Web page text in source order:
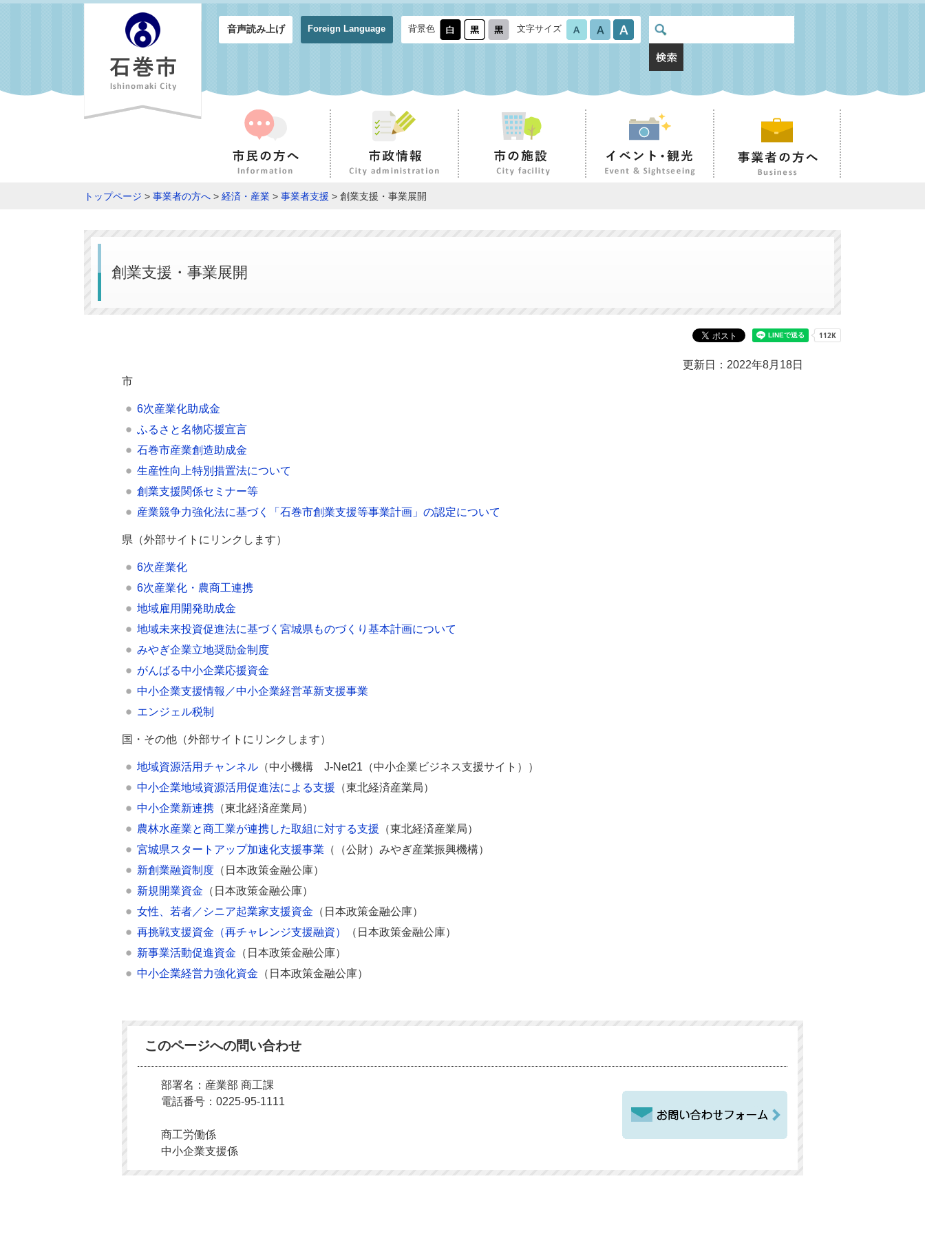
音声読み上げ Foreign Language 背景色 文字サイズ
トップページ > 事業者の方へ > 経済・産業 > 事業者支援 > 創業支援・事業展開
創業支援・事業展開
更新日：2022年8月18日
市
6次産業化助成金
ふるさと名物応援宣言
石巻市産業創造助成金
生産性向上特別措置法について
創業支援関係セミナー等
産業競争力強化法に基づく「石巻市創業支援等事業計画」の認定について
県（外部サイトにリンクします）
6次産業化
6次産業化・農商工連携
地域雇用開発助成金
地域未来投資促進法に基づく宮城県ものづくり基本計画について
みやぎ企業立地奨励金制度
がんばる中小企業応援資金
中小企業支援情報／中小企業経営革新支援事業
エンジェル税制
国・その他（外部サイトにリンクします）
地域資源活用チャンネル （中小機構 J-Net21（中小企業ビジネス支援サイト））
中小企業地域資源活用促進法による支援 （東北経済産業局）
中小企業新連携 （東北経済産業局）
農林水産業と商工業が連携した取組に対する支援 （東北経済産業局）
宮城県スタートアップ加速化支援事業 （（公財）みやぎ産業振興機構）
新創業融資制度 （日本政策金融公庫）
新規開業資金 （日本政策金融公庫）
女性、若者／シニア起業家支援資金 （日本政策金融公庫）
再挑戦支援資金（再チャレンジ支援融資）
（日本政策金融公庫）
新事業活動促進資金 （日本政策金融公庫）
中小企業経営力強化資金 （日本政策金融公庫）
このページへの問い合わせ
部署名：産業部 商工課
電話番号：0225-95-1111
商工労働係
中小企業支援係